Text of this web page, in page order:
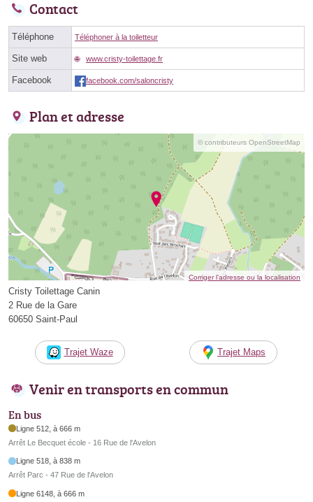
Contact
Téléphone Téléphoner à la toiletteur
Site web www.cristy-toilettage.fr
Facebook facebook.com/saloncristy
Plan et adresse
© contributeurs OpenStreetMap
Corriger l’adresse ou la localisation
Cristy Toilettage Canin
2 Rue de la Gare
60650 Saint-Paul
Trajet Waze Trajet Maps
Venir en transports en commun
En bus
Ligne 512, à 666 m
Arrêt Le Becquet école - 16 Rue de l'Avelon
Ligne 518, à 838 m
Arrêt Parc - 47 Rue de l'Avelon
Ligne 6148, à 666 m